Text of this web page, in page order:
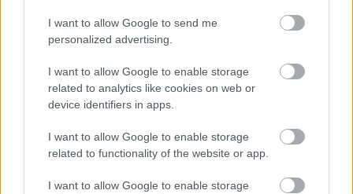
I want to allow Google to send me
personalized advertising.
I want to allow Google to enable storage
related to analytics like cookies on web or
device identifiers in apps.
I want to allow Google to enable storage
related to functionality of the website or app.
I want to allow Google to enable storage
εντατικοποίηση των μέτρων κατά των
κουνουπιών